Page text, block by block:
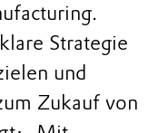
Strategie
und
Zukauf von